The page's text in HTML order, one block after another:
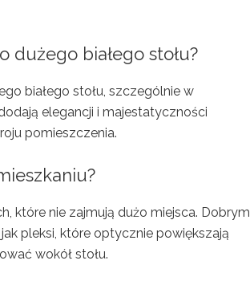
dużego białego stołu?
białego stołu, szczególnie w
elegancji i majestatyczności
pomieszczenia.
które nie zajmują dużo miejsca. Dobrym
pleksi, które optycznie powiększają
wokół stołu.